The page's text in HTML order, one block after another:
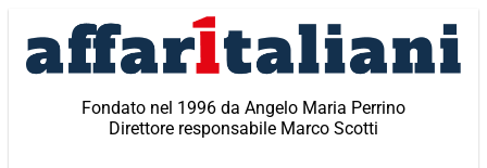
contenuto
Fondato nel 1996 da Angelo Maria Perrino
Direttore responsabile Marco Scotti